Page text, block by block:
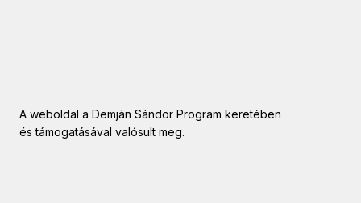
A weboldal a Demján Sándor Program keretében
és támogatásával valósult meg.